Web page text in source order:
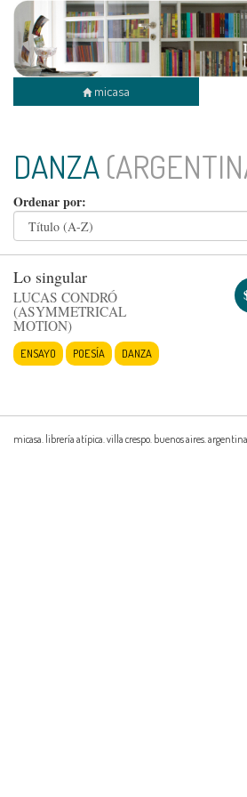
micasa
DANZA
Ordenar por:
Lo singular
LUCAS CONDRÓ
(ASYMMETRICAL
MOTION)
ENSAYO POESÍA DANZA
micasa. librería atípica. villa crespo. buenos aires. argentina